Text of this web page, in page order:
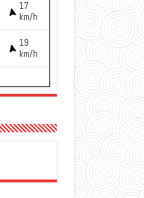
17
km/h
19
km/h